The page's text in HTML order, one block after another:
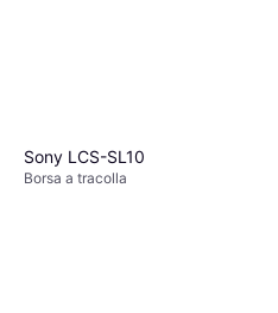
Sony LCS-SL10
Borsa a tracolla